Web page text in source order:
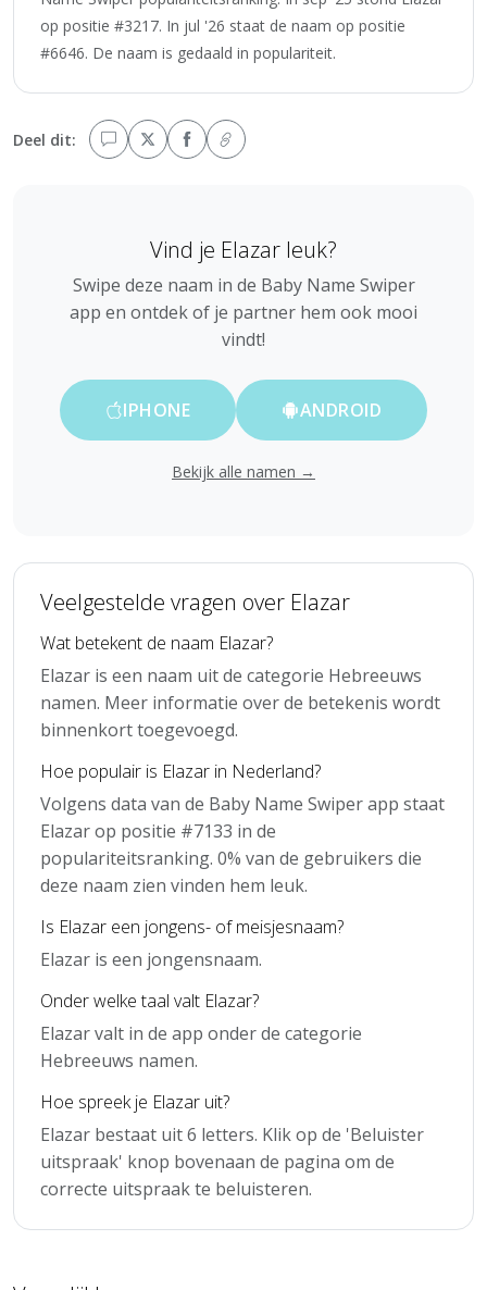
op positie #3217. In jul '26 staat de naam op positie
#6646. De naam is gedaald in populariteit.
Deel dit:
Vind je Elazar leuk?
Swipe deze naam in de Baby Name Swiper
app en ontdek of je partner hem ook mooi
vindt!
IPHONE ANDROID
Bekijk alle namen →
Veelgestelde vragen over Elazar
Wat betekent de naam Elazar?
Elazar is een naam uit de categorie Hebreeuws
namen. Meer informatie over de betekenis wordt
binnenkort toegevoegd.
Hoe populair is Elazar in Nederland?
Volgens data van de Baby Name Swiper app staat
Elazar op positie #7133 in de
populariteitsranking. 0% van de gebruikers die
deze naam zien vinden hem leuk.
Is Elazar een jongens- of meisjesnaam?
Elazar is een jongensnaam.
Onder welke taal valt Elazar?
Elazar valt in de app onder de categorie
Hebreeuws namen.
Hoe spreek je Elazar uit?
Elazar bestaat uit 6 letters. Klik op de 'Beluister
uitspraak' knop bovenaan de pagina om de
correcte uitspraak te beluisteren.